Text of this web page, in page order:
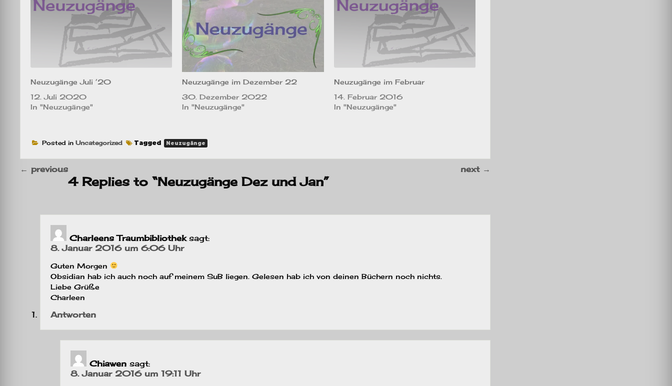
Neuzugänge Juli ’20
12. Juli 2020
In "Neuzugänge"
Neuzugänge im Dezember 22
30. Dezember 2022
In "Neuzugänge"
Neuzugänge im Februar
14. Februar 2016
In "Neuzugänge"
Posted in Uncategorized Tagged Neuzugänge
← previous next →
4 Replies to “Neuzugänge Dez und Jan”
Charleens Traumbibliothek sagt:
8. Januar 2016 um 6:06 Uhr
Guten Morgen
Obsidian hab ich auch noch auf meinem SuB liegen. Gelesen hab ich von deinen Büchern noch nichts.
Liebe Grüße
Charleen
Antworten
Chiawen sagt:
8. Januar 2016 um 19:11 Uhr